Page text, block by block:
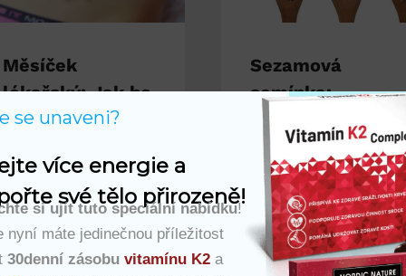
Měsíček
lékařský: Jak ho
využít pro zdraví
Od
Vita Natur
19. 1. 2026
Sezamová
semínka:
Superpotravina
pro zdravé srdce
a klouby
Od Vita Natur
11. 10. 2025
více energie a
své tělo přirozeně!
si ujít tuto speciální nabídku!
nyní máte jedinečnou příležitost
30denní zásobu vitamínu K2a
se unaveni?